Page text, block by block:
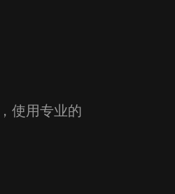
使用专业的